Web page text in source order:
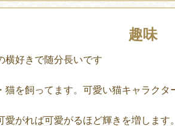
趣味
横好きで随分長いです
を飼ってます。可愛い猫キャラクタ
がれば可愛がるほど輝きを増しま